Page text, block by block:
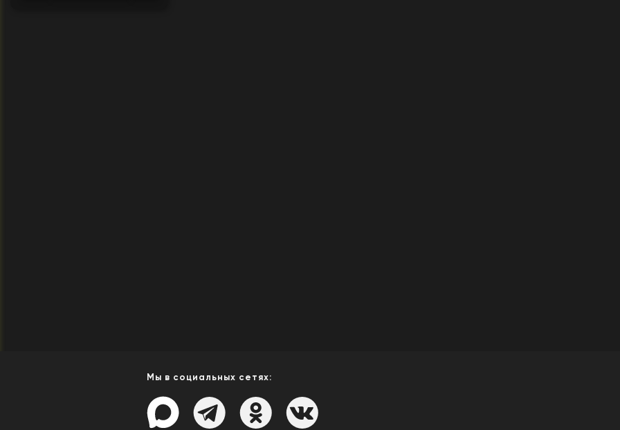
Мы в социальных сетях: